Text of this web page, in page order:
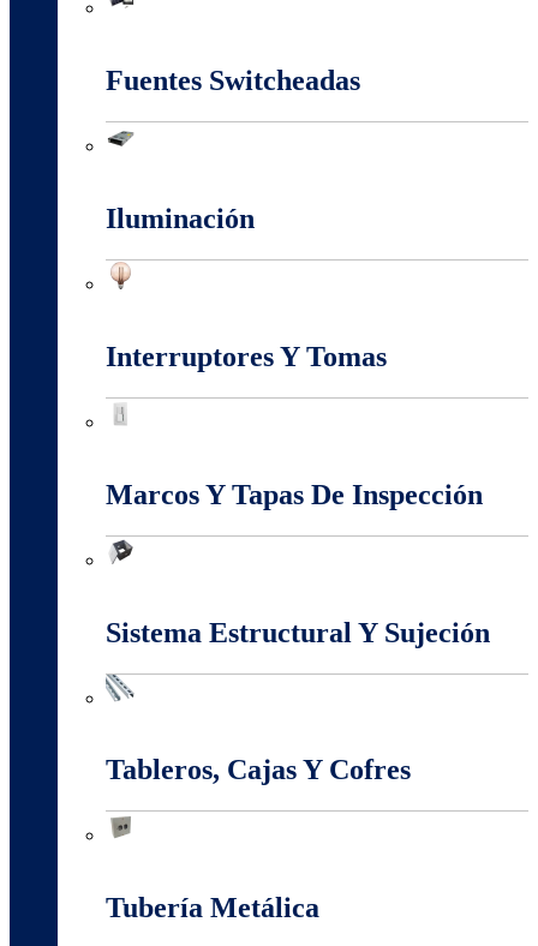
Fuentes Switcheadas
Iluminación
Interruptores Y Tomas
Marcos Y Tapas De Inspección
Sistema Estructural Y Sujeción
Tableros, Cajas Y Cofres
Tubería Metálica